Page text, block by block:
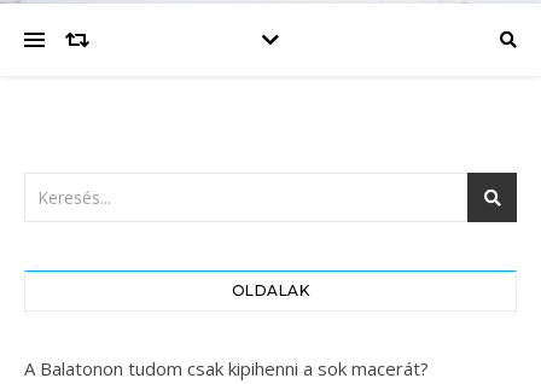
OLDALAK
A Balatonon tudom csak kipihenni a sok macerát?